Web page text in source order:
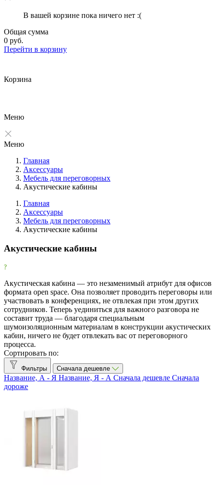
В вашей корзине пока ничего нет :(
Общая сумма
0 руб.
Перейти в корзину
Корзина
Меню
Меню
Главная
Аксессуары
Мебель для переговорных
Акустические кабины
Фильтры
Очистить
Фильтр
Все производители
CleverMic 1
Mebelux 7
Вместимость
1 человек 4
до 2 человек 1
до 4 человек
до 8 человек
до 12 человек 1
Воздухообмен
150 куб.м/час
200 куб.м/час
Главная
Аксессуары
Мебель для переговорных
Акустические кабины
Акустические кабины
Акустическая кабина — это незаменимый атрибут для офисов
формата open space. Она позволяет проводить переговоры или
участвовать в конференциях, не отвлекая при этом других
сотрудников. Теперь уединиться для важного разговора не
составит труда — благодаря специальным
шумоизоляционным материалам в конструкции акустических
кабин, ничего не будет отвлекать вас от переговорного
процесса.
Сортировать по:
Фильтры Сначала дешевле
Название, А - Я Название, Я - А Сначала дешевле Сначала
дороже